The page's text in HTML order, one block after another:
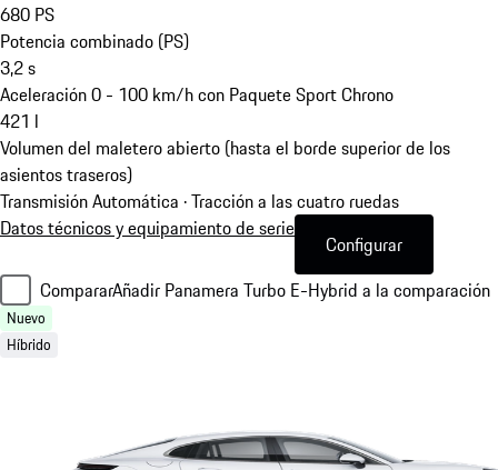
680 PS
Potencia combinado (PS)
3,2s
Aceleración 0 - 100 km/h con Paquete Sport Chrono
421 l
Volumen del maletero abierto (hasta el borde superior de los
asientos traseros)
Transmisión Automática · Tracción a las cuatro ruedas
Datos técnicos y equipamiento de serie
Configurar
CompararAñadir Panamera Turbo E-Hybrid a la comparación
Nuevo
Híbrido